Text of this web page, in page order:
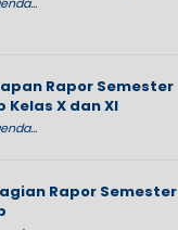
Rapor Semester
Kelas X dan XI
Rapor Semester